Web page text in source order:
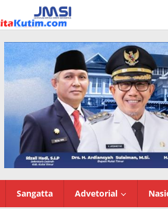
Sangatta Advetorial